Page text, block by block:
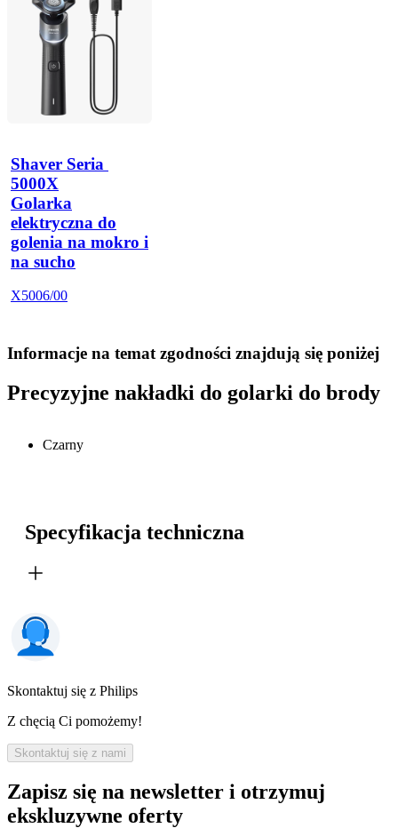
Shaver Seria
5000X
Golarka
elektryczna do
golenia na mokro i
na sucho
X5006/00
Informacje na temat zgodności znajdują się poniżej
Precyzyjne nakładki do golarki do brody
Czarny
Specyfikacja techniczna
Skontaktuj się z Philips
Z chęcią Ci pomożemy!
Skontaktuj się z nami
Zapisz się na newsletter i otrzymuj
ekskluzywne oferty